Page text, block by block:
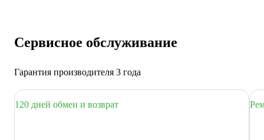
Сервисное обслуживание
Гарантия производителя 3 года
120 дней обмен и возврат